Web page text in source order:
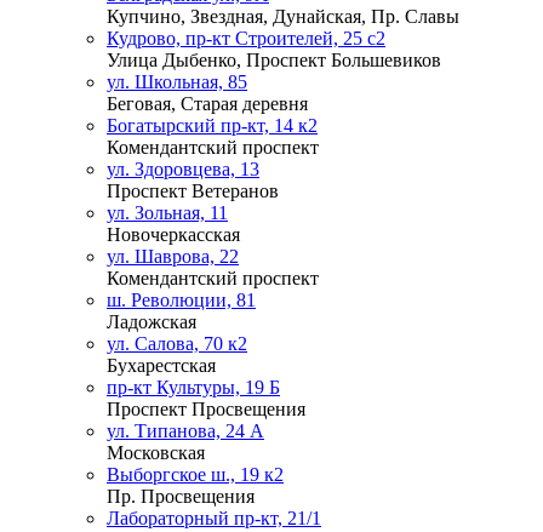
Купчино, Звездная, Дунайская, Пр. Славы
Кудрово, пр-кт Строителей, 25 с2
Улица Дыбенко, Проспект Большевиков
ул. Школьная, 85
Беговая, Старая деревня
Богатырский пр-кт, 14 к2
Комендантский проспект
ул. Здоровцева, 13
Проспект Ветеранов
ул. Зольная, 11
Новочеркасская
ул. Шаврова, 22
Комендантский проспект
ш. Революции, 81
Ладожская
ул. Салова, 70 к2
Бухарестская
пр-кт Культуры, 19 Б
Проспект Просвещения
ул. Типанова, 24 А
Московская
Выборгское ш., 19 к2
Пр. Просвещения
Лабораторный пр-кт, 21/1